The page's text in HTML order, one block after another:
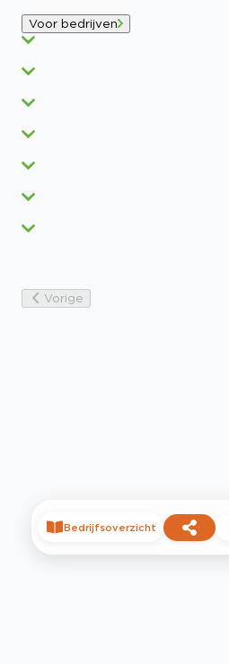
Voor bedrijven
Vorige
Bedrijfsoverzicht